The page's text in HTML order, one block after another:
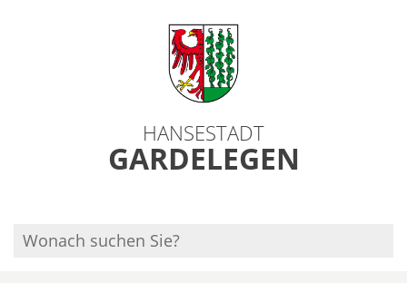
HANSESTADT
GARDELEGEN